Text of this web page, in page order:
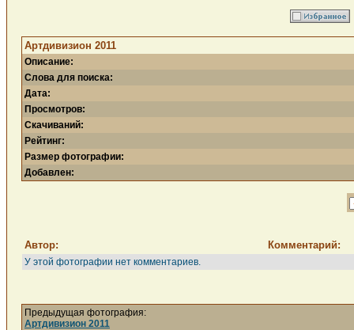
Артдивизион 2011
Описание:
Слова для поиска:
Дата:
Просмотров:
Скачиваний:
Рейтинг:
Размер фотографии:
Добавлен:
Автор: Комментарий:
У этой фотографии нет комментариев.
Предыдущая фотография:
Артдивизион 2011